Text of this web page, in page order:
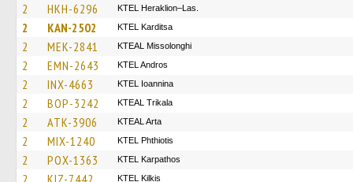
2 HKH-6296 KTEL Heraklion–Las.
2 KAN-2502 ΚΤΕL Karditsa
2 MEK-2841 KTEAL Missolonghi
2 EMN-2643 KTEL Andros
2 INX-4663 KTEL Ioannina
2 BOP-3242 KTEAL Trikala
2 ATK-3906 KTEAL Arta
2 MIX-1240 ΚΤΕL Phthiotis
2 POX-1363 ΚΤΕL Karpathos
2 KIZ-7442 KTEL Kilkis